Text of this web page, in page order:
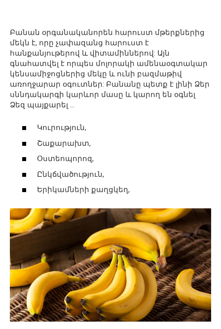
Բանան օրգանականորեն հարուստ մթերքներից
մեկն է, որը չափազանց հարուստ է
հանքանյութերով և վիտամիններով: Այն
գնահատվել է որպես մոլորակի ամենաօգտակար
կենսամիջոցներից մեկը և ունի բազմաթիվ
առողջարար օգուտներ: Բանանը պետք է լինի Ձեր
սննդակարգի կարևոր մասը և կարող են օգնել
Ձեզ պայքարել …
Կուրություն,
Շաքարախտ,
Օստեոպորոզ,
Ընկճվածություն,
Երիկամների քաղցկեղ,